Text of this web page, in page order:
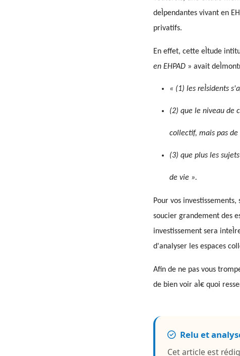
deÌpendantes vivant en
privatifs.
En effet, cette eÌtude
en EHPAD » avait
« (1) les reÌsidents
(2) que le niveau de
collectif, mais pas de
(3) que plus les
de vie ».
Pour vos investissements,
soucier grandement des
investissement sera
d'analyser les espaces
Afin de ne pas vous
de bien voir aÌ€ quoi
Relu et
Cet article est